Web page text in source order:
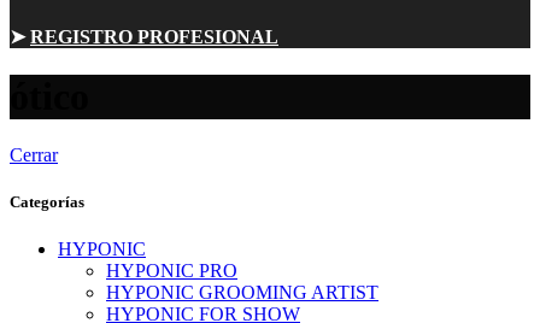
➤REGISTRO PROFESIONAL
Cerrar
Categorías
HYPONIC
HYPONIC PRO
HYPONIC GROOMING ARTIST
HYPONIC FOR SHOW